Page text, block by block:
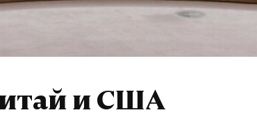
и США